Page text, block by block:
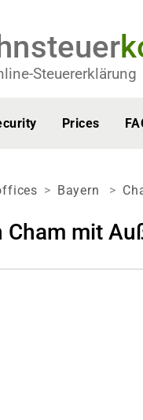
Steuererklärung
Prices
Bayern
Cham mit